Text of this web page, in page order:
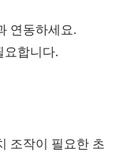
연동하세요.
합니다.
조작이 필요한 초